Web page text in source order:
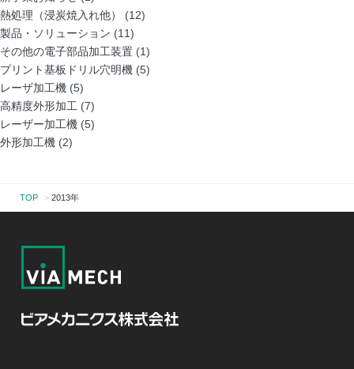
熱処理（浸炭焼入れ他）
(12)
製品・ソリューション (11)
その他の電子部品加工装置 (1)
プリント基板ドリル穴明機 (5)
レーザ加工機 (5)
高精度外形加工 (7)
レーザー加工機 (5)
外形加工機 (2)
TOP > 2013年